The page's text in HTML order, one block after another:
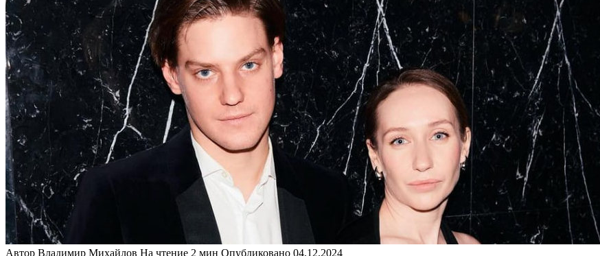
Автор Владимир Михайлов На чтение 2 мин Опубликовано 04.12.2024